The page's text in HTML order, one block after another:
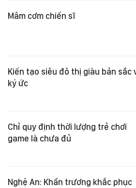
Mâm cơm chiến sĩ
Kiến tạo siêu đô thị giàu bản sắc
ký ức
Chỉ quy định thời lượng trẻ chơi
game là chưa đủ
Nghệ An: Khẩn trương khắc phục